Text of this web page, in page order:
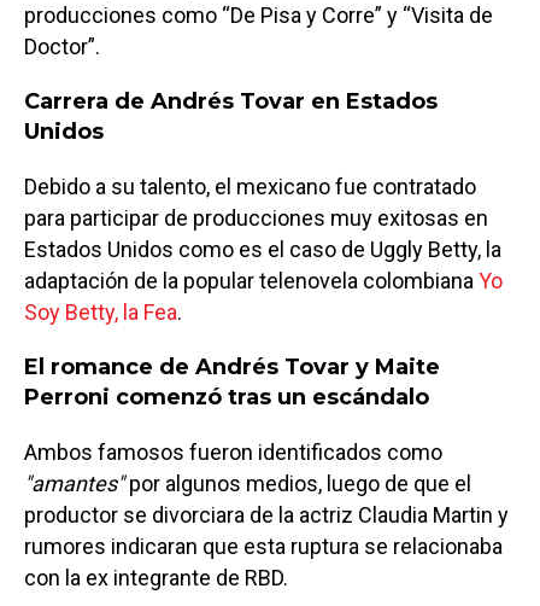
producciones como “De Pisa y Corre” y “Visita de
Doctor”.
Carrera de Andrés Tovar en Estados
Unidos
Debido a su talento, el mexicano fue contratado
para participar de producciones muy exitosas en
Estados Unidos como es el caso de Uggly Betty, la
adaptación de la popular telenovela colombiana Yo
Soy Betty, la Fea.
El romance de Andrés Tovar y Maite
Perroni comenzó tras un escándalo
Ambos famosos fueron identificados como
"amantes"por algunos medios, luego de que el
productor se divorciara de la actriz Claudia Martin y
rumores indicaran que esta ruptura se relacionaba
con la ex integrante de RBD.